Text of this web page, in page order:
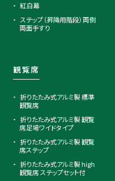
紅白幕
ステップ（昇降用階段）両側
両面手すり
観覧席
折りたたみ式アルミ製 標準
観覧席
折りたたみ式アルミ製 観覧
席足場ワイドタイプ
折りたたみ式アルミ製 観覧
席ステップ
折りたたみ式アルミ製 high
観覧席 ステップセット付